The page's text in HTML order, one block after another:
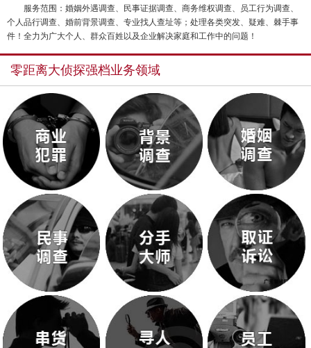
服务范围：婚姻外遇调查、民事证据调查、商务维权调查、员工行为调查、
个人品行调查、婚前背景调查、专业找人查址等；处理各类突发、疑难、棘手事
件！全力为广大个人、群众百姓以及企业解决家庭和工作中的问题！
零距离大侦探强档业务领域